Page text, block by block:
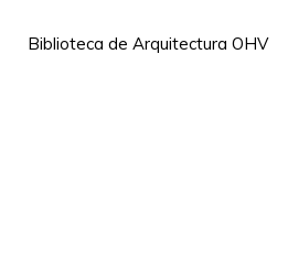
Biblioteca de Arquitectura OHV